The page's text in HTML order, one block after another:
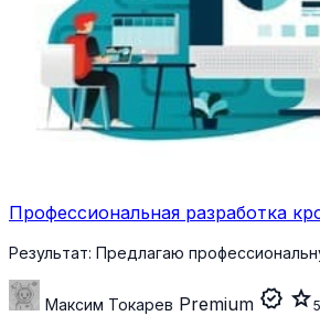
Профессиональная разработка
Результат: Предлагаю
Максим Токарев Premium verified star